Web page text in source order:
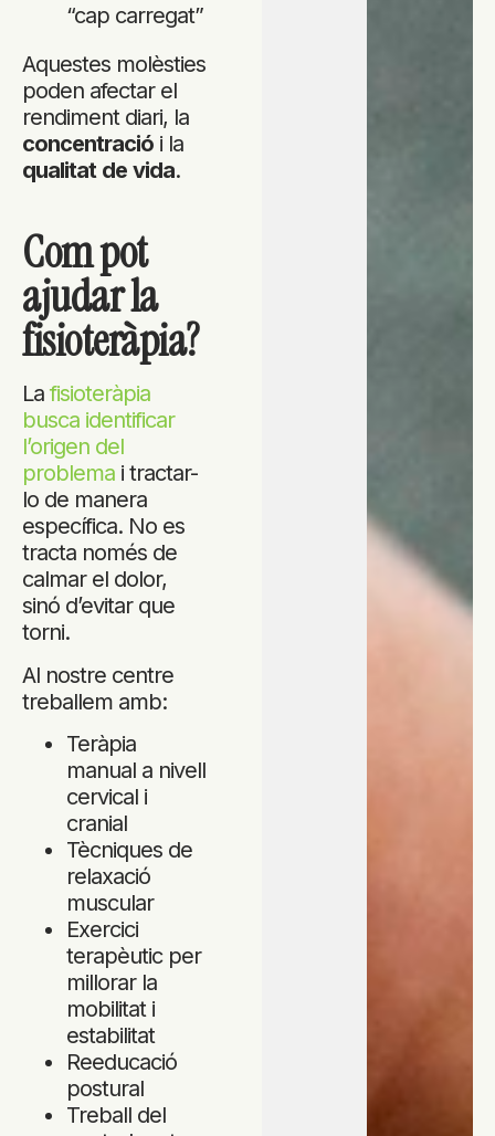
“cap carregat”
Aquestes molèsties
poden afectar el
rendiment diari, la
concentració i la
qualitat de vida.
Com pot
ajudar la
fisioteràpia?
Lafisioteràpia
busca identificar
l’origen del
problema i tractar-
lo de manera
específica. No es
tracta només de
calmar el dolor,
sinó d’evitar que
torni.
Al nostre centre
treballem amb:
Teràpia
manual a nivell
cervical i
cranial
Tècniques de
relaxació
muscular
Exercici
terapèutic per
millorar la
mobilitat i
estabilitat
Reeducació
postural
Treball del